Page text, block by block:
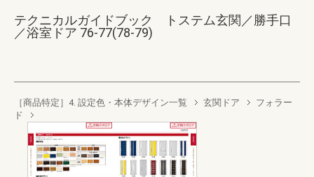
テクニカルガイドブック トステム玄関／勝手口
／浴室ドア 76-77(78-79)
［商品特定］4. 設定色・本体デザイン一覧 玄関ドア
フォラー
ド